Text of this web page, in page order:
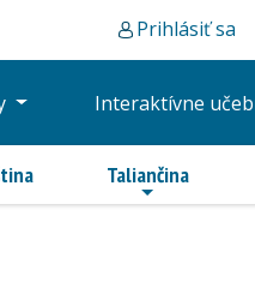
Prihlásiť sa
Interaktívne
Taliančina